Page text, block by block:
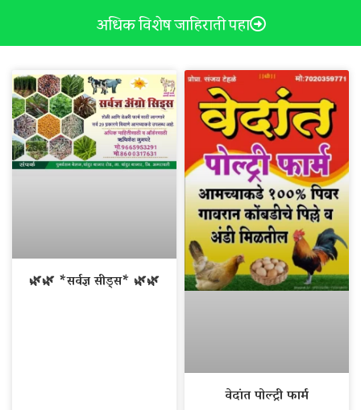
अधिक विशेष जाहिराती पहा
🌿🌿 *सर्वज्ञ सीड्स* 🌿🌿
वेदांत पोल्ट्री फार्म